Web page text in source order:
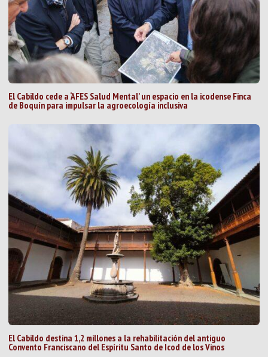
El Cabildo cede a ‘AFES Salud Mental’ un espacio en la icodense Finca
de Boquín para impulsar la agroecología inclusiva
El Cabildo destina 1,2 millones a la rehabilitación del antiguo
Convento Franciscano del Espíritu Santo de Icod de los Vinos